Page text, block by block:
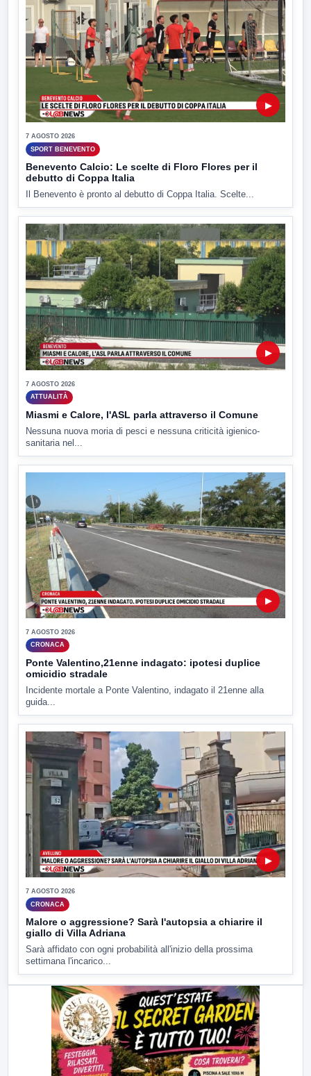
▶
7 AGOSTO 2026
SPORT BENEVENTO
Benevento Calcio: Le scelte di Floro Flores per il
debutto di Coppa Italia
Il Benevento è pronto al debutto di Coppa Italia. Scelte...
▶
7 AGOSTO 2026
ATTUALITÀ
Miasmi e Calore, l'ASL parla attraverso il Comune
Nessuna nuova moria di pesci e nessuna criticità igienico-
sanitaria nel...
▶
7 AGOSTO 2026
CRONACA
Ponte Valentino,21enne indagato: ipotesi duplice
omicidio stradale
Incidente mortale a Ponte Valentino, indagato il 21enne alla
guida...
▶
7 AGOSTO 2026
CRONACA
Malore o aggressione? Sarà l'autopsia a chiarire il
giallo di Villa Adriana
Sarà affidato con ogni probabilità all'inizio della prossima
settimana l'incarico...